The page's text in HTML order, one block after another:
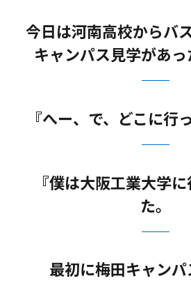
今日は河南高校からバ
キャンパス見学があっ
『へー、で、どこに行
『僕は大阪工業大学
た。
最初に梅田キャンパ